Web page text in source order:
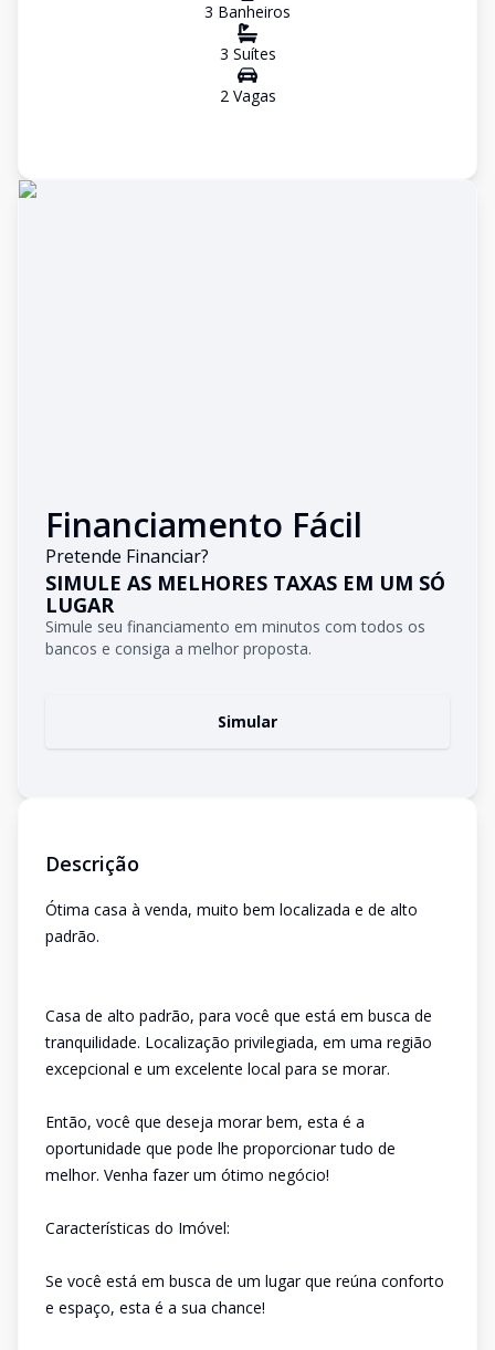
3 Banheiros
3 Suítes
2Vagas
Financiamento Fácil
Pretende Financiar?
SIMULE AS MELHORES TAXAS EM UM SÓ
LUGAR
Simule seu financiamento em minutos com todos os
bancos e consiga a melhor proposta.
Simular
Descrição
Ótima casa à venda, muito bem localizada e de alto
padrão.
Casa de alto padrão, para você que está em busca de
tranquilidade. Localização privilegiada, em uma região
excepcional e um excelente local para se morar.
Então, você que deseja morar bem, esta é a
oportunidade que pode lhe proporcionar tudo de
melhor. Venha fazer um ótimo negócio!
Características do Imóvel:
Se você está em busca de um lugar que reúna conforto
e espaço, esta é a sua chance!